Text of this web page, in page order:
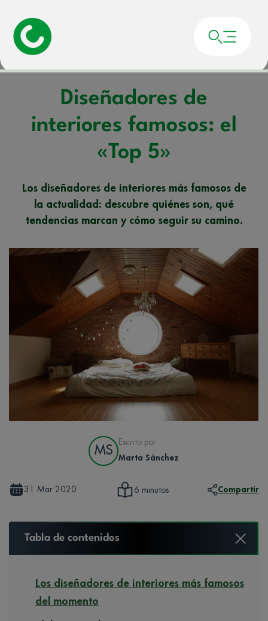
Portada»
Diseñadores de
interiores famosos: el
«Top 5»
Los diseñadores de interiores más famosos de
la actualidad: descubre quiénes son, qué
tendencias marcan y cómo seguir su camino.
MS
Escrito por
Marta Sánchez
31 Mar 2020 6 minutos Compartir
Tabla de contenidos
Los diseñadores de interiores más famosos
del momento